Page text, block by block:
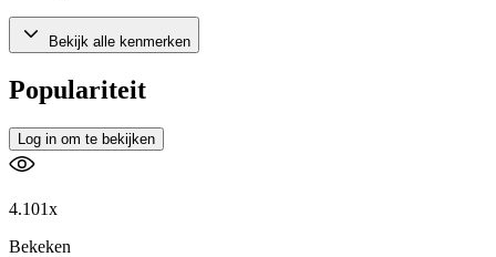
Bekijk alle kenmerken
Populariteit
Log in om te bekijken
4.101x
Bekeken